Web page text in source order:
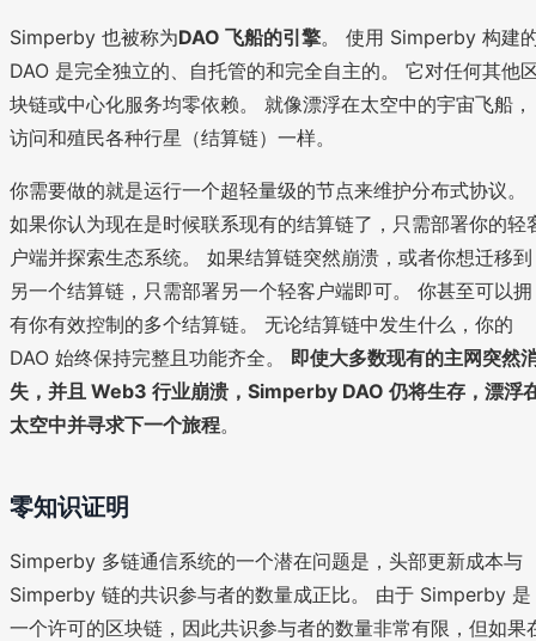
Simperby 也被称为DAO 飞船的引擎。 使用 Simperby 构建
DAO 是完全独立的、自托管的和完全自主的。 它对任何其他
块链或中心化服务均零依赖。 就像漂浮在太空中的宇宙飞船，
访问和殖民各种行星（结算链）一样。
你需要做的就是运行一个超轻量级的节点来维护分布式协议。
如果你认为现在是时候联系现有的结算链了，只需部署你的轻
户端并探索生态系统。 如果结算链突然崩溃，或者你想迁移到
另一个结算链，只需部署另一个轻客户端即可。 你甚至可以拥
有你有效控制的多个结算链。 无论结算链中发生什么，你的
DAO 始终保持完整且功能齐全。 即使大多数现有的主网突然
失，并且 Web3 行业崩溃，Simperby DAO 仍将生存，漂浮
太空中并寻求下一个旅程。
零知识证明
Simperby 多链通信系统的一个潜在问题是，头部更新成本与
Simperby 链的共识参与者的数量成正比。 由于 Simperby 是
一个许可的区块链，因此共识参与者的数量非常有限，但如果